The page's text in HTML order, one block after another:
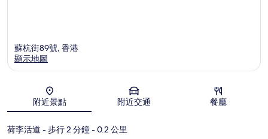
地圖
蘇杭街89號, 香港
顯示地圖
附近景點 附近交通 餐廳
荷李活道 - 步行 2 分鐘- 0.2 公里